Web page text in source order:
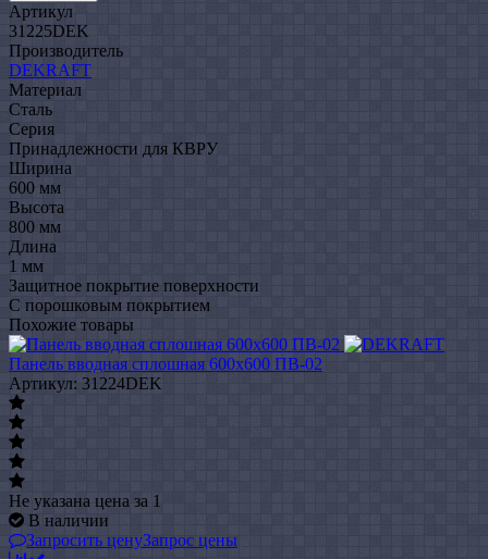
Артикул
31225DEK
Производитель
DEKRAFT
Материал
Сталь
Серия
Принадлежности для КВРУ
Ширина
600 мм
Высота
800 мм
Длина
1 мм
Защитное покрытие поверхности
С порошковым покрытием
Похожие товары
Панель вводная сплошная 600x600 ПВ-02
Артикул: 31224DEK
Не указана цена за 1
В наличии
Запросить ценуЗапрос цены